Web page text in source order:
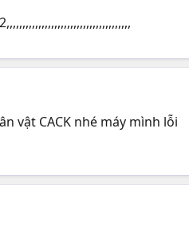
vật CACK nhé máy mình lỗi